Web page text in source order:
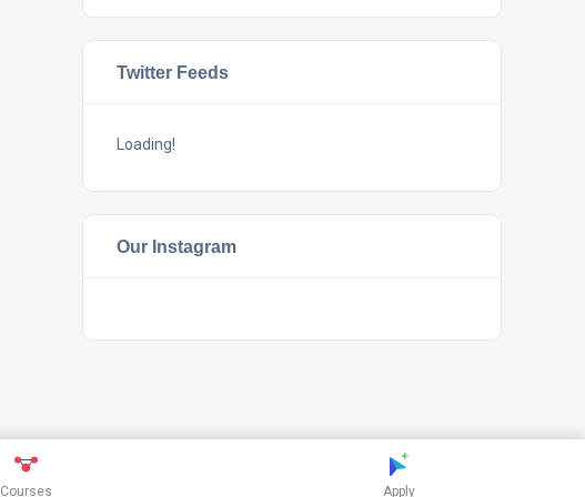
Twitter Feeds
Loading!
Our Instagram
Courses Apply